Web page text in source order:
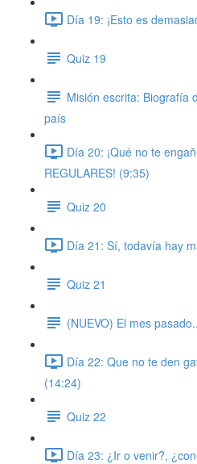
Día 19: ¡Esto es
Quiz 19
Misión escrita: Biografía
país
Día 20: ¡Qué no te
REGULARES! (9:35)
Quiz 20
Día 21: Sí, todavía hay
Quiz 21
(NUEVO) El mes
Día 22: Que no te den
(14:24)
Quiz 22
Día 23: ¿Ir o venir?,